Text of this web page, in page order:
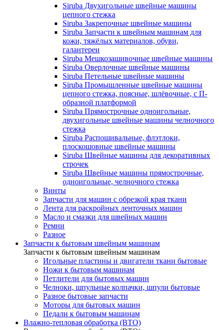
Siruba Двухигольные швейные машины
цепного стежка
Siruba Закрепочные швейные машины
Siruba Запчасти к швейным машинам для
кожи, тяжёлых материалов, обуви,
галантереи
Siruba Мешкозашивочные швейные машины
Siruba Оверлочные швейные машины
Siruba Петельные швейные машины
Siruba Промышленные швейные машины
цепного стежка, поясные, шлёвочные, с П-
образной платформой
Siruba Прямострочные одноигольные,
двухигольные швейные машины челночного
стежка
Siruba Распошивальные, флэтлоки,
плоскошовные швейные машины
Siruba Швейные машины для декоративных
строчек
Siruba Швейные машины прямострочные,
одноигольные, челночного стежка
Винты
Запчасти для машин с обрезкой края ткани
Лента для раскройных ленточных машин
Масло и смазки для швейных машин
Ремни
Разное
Запчасти к бытовым швейным машинам
Запчасти к бытовым швейным машинам
Игольные пластины и двигатели ткани бытовые
Ножи к бытовым машинам
Петлители для бытовых машин
Челноки, шпульные колпачки, шпули бытовые
Разное бытовые запчасти
Моторы для бытовых машин
Педали к бытовым машинам
Влажно-тепловая обработка (ВТО)